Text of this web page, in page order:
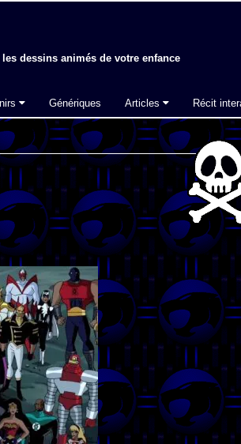
les dessins animés de votre enfance
Génériques Articles Récit